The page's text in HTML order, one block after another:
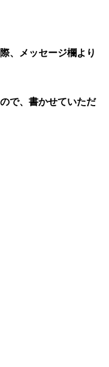
、メッセージ欄より
で、書かせていただ